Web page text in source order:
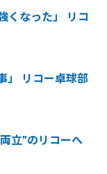
くなった」 リコ
」 リコー卓球部
立”のリコーへ